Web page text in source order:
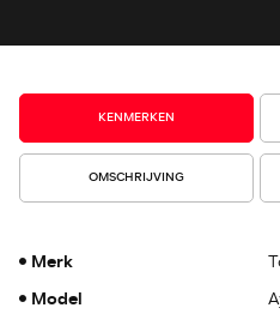
KENMERKEN
OMSCHRIJVING
Merk
Model